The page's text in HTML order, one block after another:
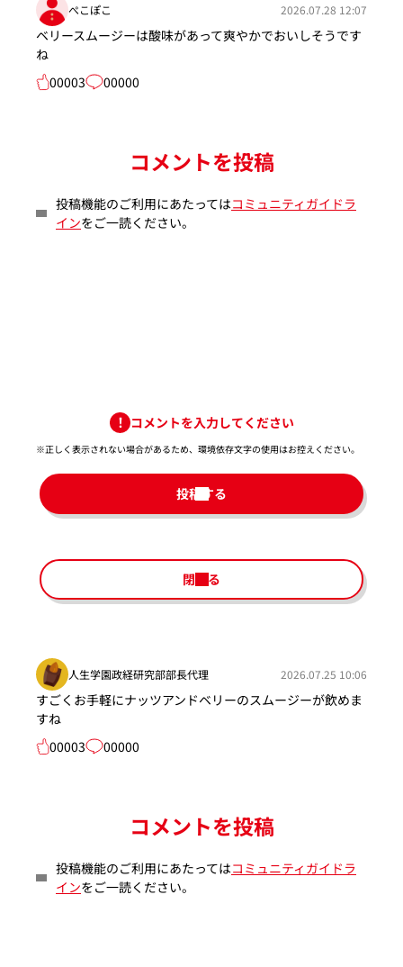
ぺこぽこ 2026.07.28 12:07
ベリースムージーは酸味があって爽やかでおいしそうです
ね
00003
00000
コメントを投稿
投稿機能のご利用にあたってはコミュニティガイドラ
インをご一読ください。
コメントを入力してください
※正しく表示されない場合があるため、環境依存文字の使用はお控えください。​
投稿する
閉じる
人生学園政経研究部部長代理 2026.07.25 10:06
すごくお手軽にナッツアンドベリーのスムージーが飲めま
すね
00003
00000
コメントを投稿
投稿機能のご利用にあたってはコミュニティガイドラ
インをご一読ください。